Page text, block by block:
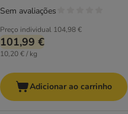
Preço individual 104,98 €
101,99 €
10,20 € / kg
Sem avaliações
Adicionar ao carrinho